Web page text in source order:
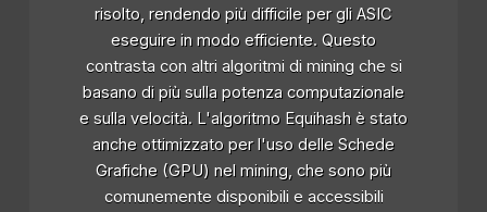
risolto, rendendo più difficile per gli ASIC
eseguire in modo efficiente. Questo
contrasta con altri algoritmi di mining che si
basano di più sulla potenza computazionale
e sulla velocità. L'algoritmo Equihash è stato
anche ottimizzato per l'uso delle Schede
Grafiche (GPU) nel mining, che sono più
comunemente disponibili e accessibili